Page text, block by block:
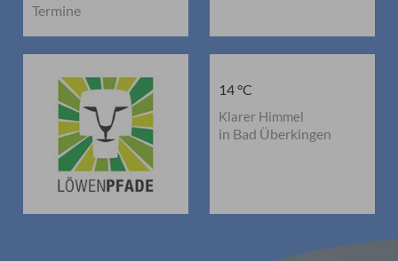
Termine
14 °C
Klarer Himmel
in Bad Überkingen